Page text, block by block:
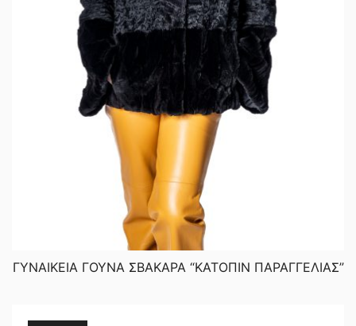
ΓΥΝΑΙΚΕΙΑ ΓΟΥΝΑ ΣΒΑΚΑΡΑ “ΚΑΤΟΠΙΝ ΠΑΡΑΓΓΕΛΙΑΣ”